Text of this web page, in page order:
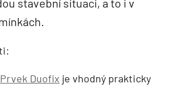
Prvek Duofix je vhodný prakticky